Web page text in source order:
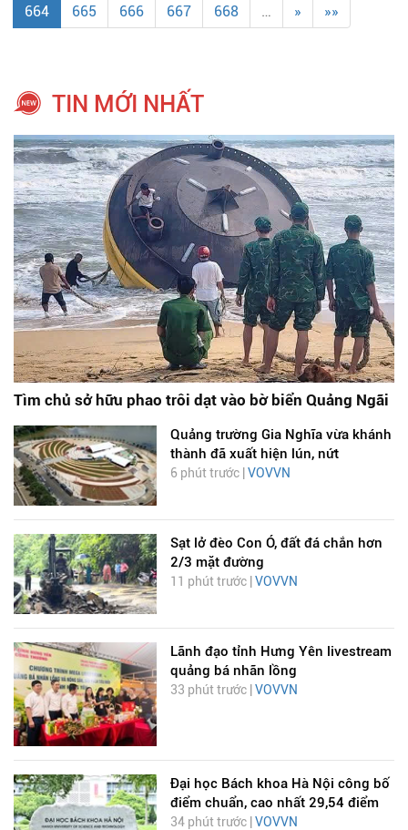
664 665 666 667 668 … » »»
TIN MỚI NHẤT
Tìm chủ sở hữu phao trôi dạt vào bờ biển Quảng Ngãi
Quảng trường Gia Nghĩa vừa khánh
thành đã xuất hiện lún, nứt
6 phút trước | VOVVN
Sạt lở đèo Con Ó, đất đá chắn hơn
2/3 mặt đường
11 phút trước | VOVVN
Lãnh đạo tỉnh Hưng Yên livestream
quảng bá nhãn lồng
33 phút trước | VOVVN
Đại học Bách khoa Hà Nội công bố
điểm chuẩn, cao nhất 29,54 điểm
34 phút trước |VOVVN